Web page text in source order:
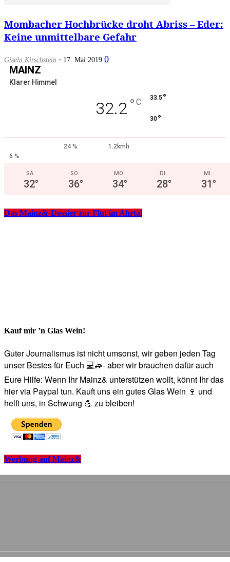
Mombacher Hochbrücke droht Abriss – Eder:
Keine unmittelbare Gefahr
Gisela Kirschstein - 17. Mai 2019 0
MAINZ
Klarer Himmel
32.2 ° C 33.5 °
30°
24 %
1.2kmh
6 %
SA.
32°
SO.
36°
MO.
34°
DI.
28°
MI.
31°
Das Mainz&-Dossier zur Flut im Ahrtal
Kauf mir ’n Glas Wein!
Guter Journalismus ist nicht umsonst, wir geben jeden Tag
unser Bestes für Euch 💻🚙- aber wir brauchen dafür auch
Eure Hilfe: Wenn Ihr Mainz& unterstützen wollt, könnt Ihr das
hier via Paypal tun. Kauft uns ein gutes Glas Wein 🍷 und
helft uns, in Schwung 💪 zu bleiben!
Werbung auf Mainz&